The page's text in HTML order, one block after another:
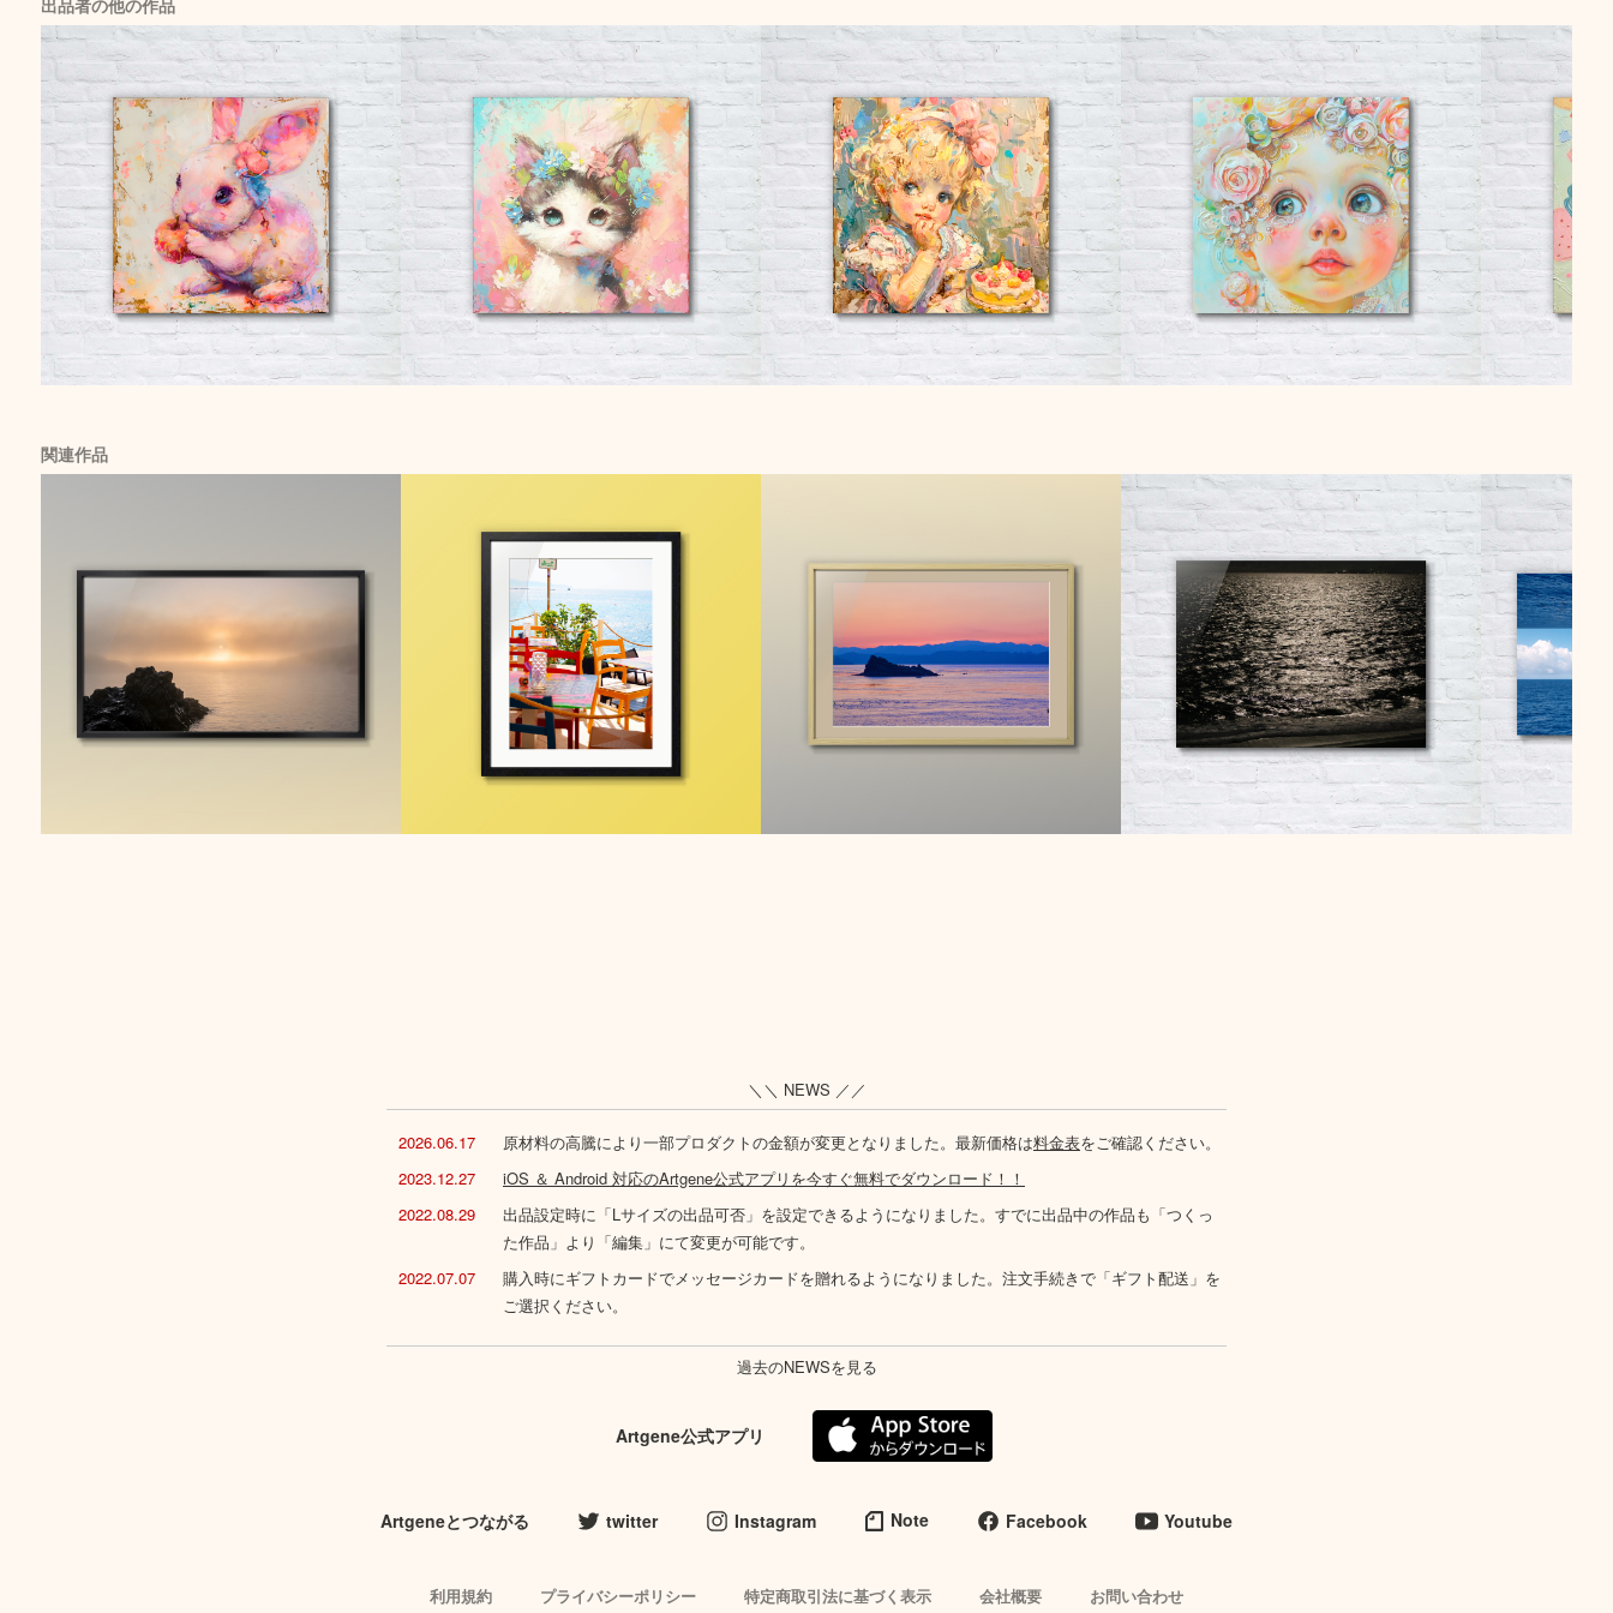
関連作品
＼＼ NEWS ／／
2026.06.17 原材料の高騰により一部プロダクトの金額が変更となりました。最新価格は料金表をご確認ください。
2023.12.27
iOS ＆ Android 対応のArtgene公式アプリを今すぐ無料でダウンロード！！
2022.08.29
出品設定時に「Lサイズの出品可否」を設定できるようになりました。すでに出品中の作品も「つくっ
た作品」より「編集」にて変更が可能です。
2022.07.07
購入時にギフトカードでメッセージカードを贈れるようになりました。注文手続きで「ギフト配送」を
ご選択ください。
過去のNEWSを見る
Artgene公式アプリ
Artgeneとつながる twitter Instagram Note Facebook Youtube
利用規約 プライバシーポリシー 特定商取引法に基づく表示 会社概要 お問い合わせ